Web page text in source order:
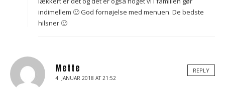
indimellem 🙂 God fornøjelse med menuen. De bedste
hilsner 🙂
Mette
4. JANUAR 2018 AT 21:52
REPLY